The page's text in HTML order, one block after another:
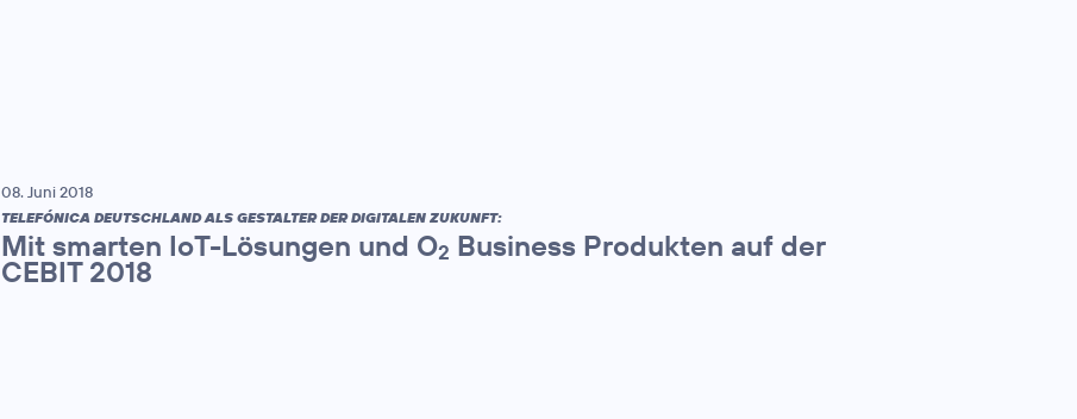
08. Juni 2018
TELEFÓNICA DEUTSCHLAND ALS GESTALTER DER DIGITALEN ZUKUNFT:
Mit smarten IoT-Lösungen und O2 Business Produkten auf der
CEBIT 2018